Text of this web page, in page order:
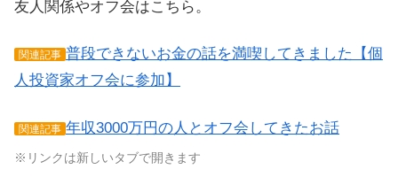
友人関係やオフ会はこちら。
関連記事 普段できないお金の話を満喫してきました【個
人投資家オフ会に参加】
関連記事 年収3000万円の人とオフ会してきたお話
※リンクは新しいタブで開きます